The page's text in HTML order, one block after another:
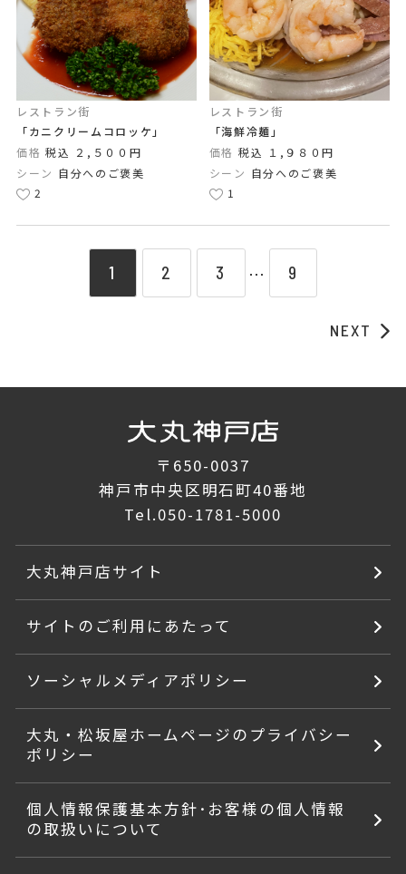
レストラン街
「カニクリームコロッケ」
価格 税込 ２,５００円
シーン 自分へのご褒美
2
レストラン街
「海鮮冷麺」
価格 税込 １,９８０円
シーン 自分へのご褒美
1
1 2 3 ⋯ 9
NEXT
〒650-0037
神戸市中央区明石町40番地
Tel.050-1781-5000
大丸神戸店サイト
サイトのご利用にあたって
ソーシャルメディアポリシー
大丸・松坂屋ホームページのプライバシー
ポリシー
個人情報保護基本方針･お客様の個人情報
の取扱いについて